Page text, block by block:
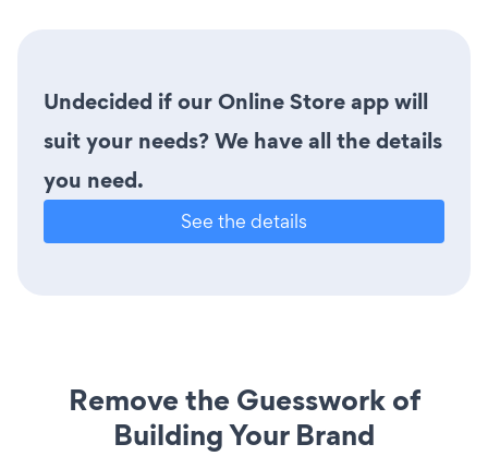
Undecided if our Online Store app will
suit your needs? We have all the details
you need.
See the details
Remove the Guesswork of
Building Your Brand